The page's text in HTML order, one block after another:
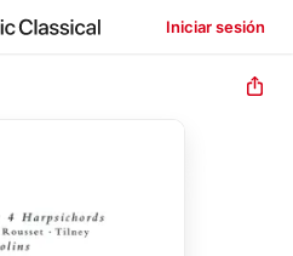
Iniciar sesión